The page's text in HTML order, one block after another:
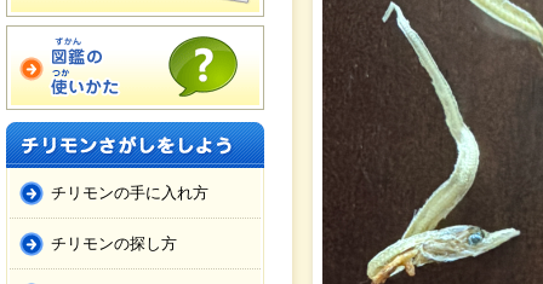
チリモンの手に入れ方
チリモンの探し方